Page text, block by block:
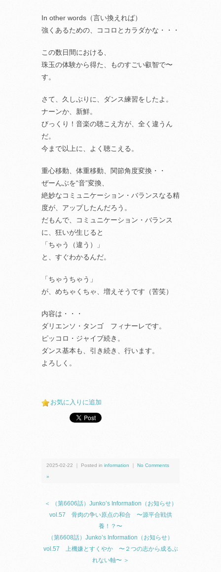
In other words（言い換えれば）
強くあるための、ココロとカラダかな・・・
この数日間における、
珠玉の体験から得た、ものすごい叡智で〜
す。
さて、久しぶりに、ダンス練習をしたよ。
ナーンか、新鮮。
びっくり！音楽の聴こえ方が、全く違うん
だ。
今まで以上に、よく聴こえる。
重心移動、体重移動、関節角度変換・・
ぜーんぶを“音”変換、
絶妙なコミュニケーション・バランスなる精
度が、アップしたんだろう。
だもんで、コミュニケーション・バランス
に、狂いが生じると
「ちゃう（違う）」
と、すぐわかるんだ。
「ちゃうちゃう」
が、めちゃくちゃ、増えそうです（苦笑）
内容は・・・
ダリエンソ・タンゴ フィナーレです。
ピッコロ・ジャイブ続き。
ダンス基本も、引き続き、行います。
よろしく。
お気に入りに追加
2025-02-22 ｜ Posted in information No Comments
»
＜ （第6606話）Junko’s Information（お知らせ）
vol.57 骨肉の争い原点の和合 〜源平合戦供
養！？〜
（第6608話）Junko’s Information（お知らせ）
vol.57 上機嫌とすくやか 〜２つの志から成るぶ
れない軸〜 ＞